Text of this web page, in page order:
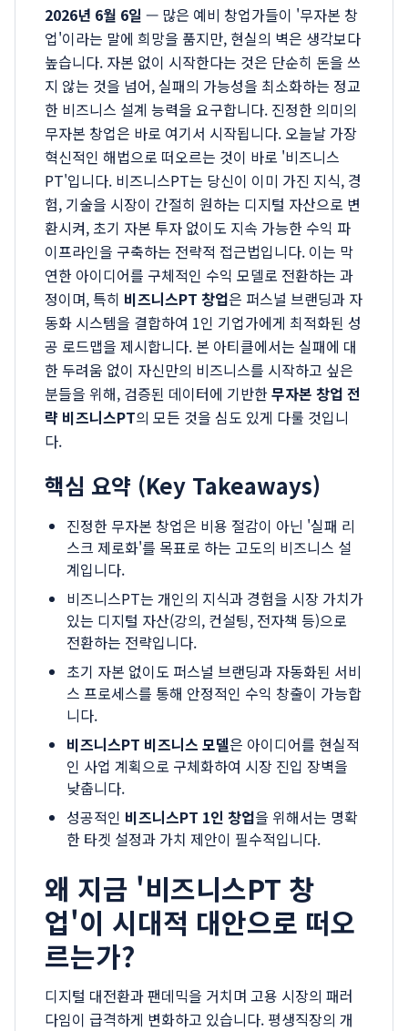
2026년 6월 6일 — 많은 예비 창업가들이 '무자본 창
업'이라는 말에 희망을 품지만, 현실의 벽은 생각보다
높습니다. 자본 없이 시작한다는 것은 단순히 돈을 쓰
지 않는 것을 넘어, 실패의 가능성을 최소화하는 정교
한 비즈니스 설계 능력을 요구합니다. 진정한 의미의
무자본 창업은 바로 여기서 시작됩니다. 오늘날 가장
혁신적인 해법으로 떠오르는 것이 바로 '비즈니스
PT'입니다. 비즈니스PT는 당신이 이미 가진 지식, 경
험, 기술을 시장이 간절히 원하는 디지털 자산으로 변
환시켜, 초기 자본 투자 없이도 지속 가능한 수익 파
이프라인을 구축하는 전략적 접근법입니다. 이는 막
연한 아이디어를 구체적인 수익 모델로 전환하는 과
정이며, 특히 비즈니스PT 창업은 퍼스널 브랜딩과 자
동화 시스템을 결합하여 1인 기업가에게 최적화된 성
공 로드맵을 제시합니다. 본 아티클에서는 실패에 대
한 두려움 없이 자신만의 비즈니스를 시작하고 싶은
분들을 위해, 검증된 데이터에 기반한무자본 창업 전
략 비즈니스PT의 모든 것을 심도 있게 다룰 것입니
다.
핵심 요약 (Key Takeaways)
진정한 무자본 창업은 비용 절감이 아닌 '실패 리
스크 제로화'를 목표로 하는 고도의 비즈니스 설
계입니다.
비즈니스PT는 개인의 지식과 경험을 시장 가치가
있는 디지털 자산(강의, 컨설팅, 전자책 등)으로
전환하는 전략입니다.
초기 자본 없이도 퍼스널 브랜딩과 자동화된 서비
스 프로세스를 통해 안정적인 수익 창출이 가능합
니다.
비즈니스PT 비즈니스 모델은 아이디어를 현실적
인 사업 계획으로 구체화하여 시장 진입 장벽을
낮춥니다.
성공적인 비즈니스PT 1인 창업을 위해서는 명확
한 타겟 설정과 가치 제안이 필수적입니다.
왜 지금 '비즈니스PT 창
업'이 시대적 대안으로 떠오
르는가?
디지털 대전환과 팬데믹을 거치며 고용 시장의 패러
다임이 급격하게 변화하고 있습니다. 평생직장의 개